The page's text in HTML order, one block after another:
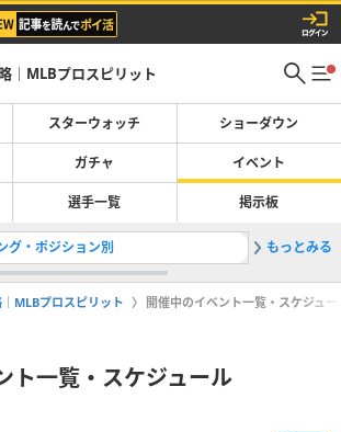
｜MLBプロスピリット
スターウォッチ ショーダウン
ガチャ イベント
選手一覧 掲示板
グ・ポジション別 2ショー
もっとみる
MLBプロスピリット 開催中のイベント一覧・スケジュー
ト一覧・スケジュール